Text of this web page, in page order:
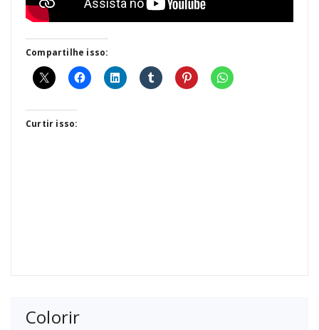
Compartilhe isso:
Curtir isso:
Colorir